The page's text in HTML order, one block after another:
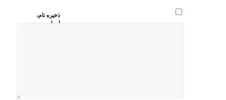
ذخیره نام،
ایمیل و